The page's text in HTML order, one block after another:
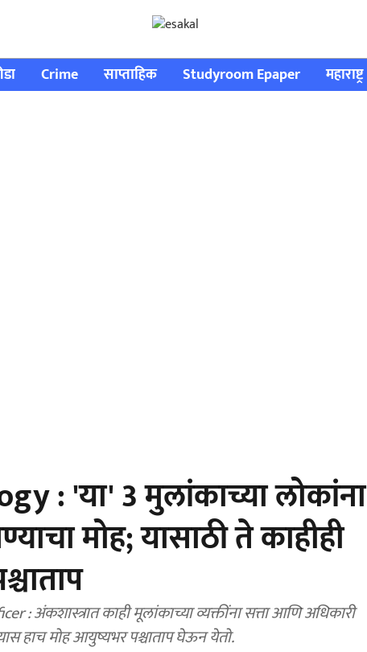
Crime साप्ताहिक Studyroom Epaper महाराष्ट्र
: 'या' 3 मुलांकाच्या लोकांना
मोह; यासाठी ते काहीही
अंकशास्त्रात काही मूलांकाच्या व्यक्तींना सत्ता आणि अधिकारी
हाच मोह आयुष्यभर पश्चाताप घेऊन येतो.